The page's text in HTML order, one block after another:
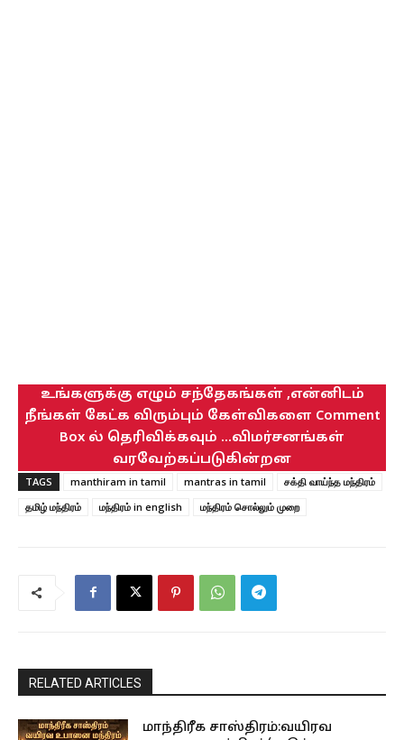
உங்களுக்கு எழும் சந்தேகங்கள் ,என்னிடம்
நீங்கள் கேட்க விரும்பும் கேள்விகளை Comment
Box ல் தெரிவிக்கவும் ...விமர்சனங்கள்
வரவேற்கப்படுகின்றன
TAGS manthiram in tamil mantras in tamil
சக்தி வாய்ந்த மந்திரம்
தமிழ் மந்திரம்
மந்திரம் in english மந்திரம் சொல்லும் முறை
RELATED ARTICLES
மாந்திரீக சாஸ்திரம்:வயிரவ